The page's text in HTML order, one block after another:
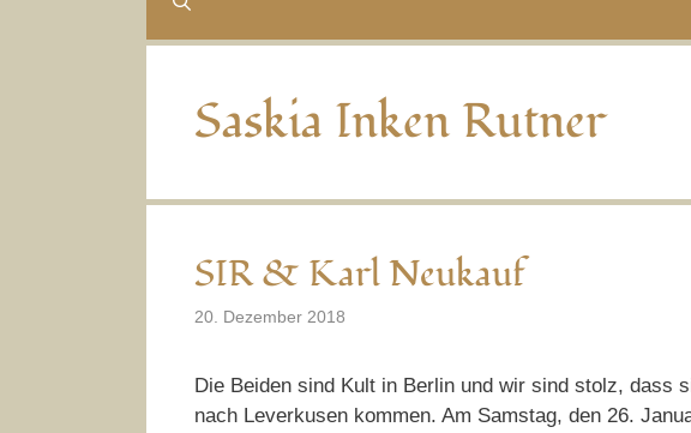
Saskia Inken Rutner
SIR & Karl Neukauf
20. Dezember 2018
Die Beiden sind Kult in Berlin und wir sind stolz, dass
nach Leverkusen kommen. Am Samstag, den 26.